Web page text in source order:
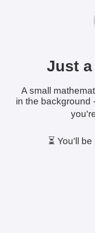
Just a
A small
in the background
⏳ You'll